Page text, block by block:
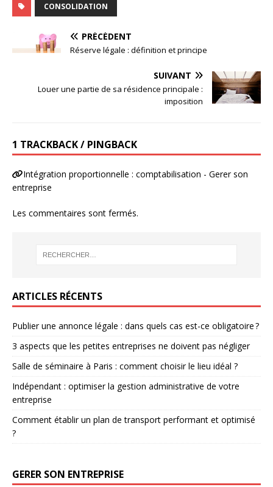
CONSOLIDATION
PRÉCÉDENT
Réserve légale : définition et principe
SUIVANT
Louer une partie de sa résidence principale :
imposition
1 TRACKBACK / PINGBACK
Intégration proportionnelle : comptabilisation - Gerer son
entreprise
Les commentaires sont fermés.
ARTICLES RÉCENTS
Publier une annonce légale : dans quels cas est-ce obligatoire ?
3 aspects que les petites entreprises ne doivent pas négliger
Salle de séminaire à Paris : comment choisir le lieu idéal ?
Indépendant : optimiser la gestion administrative de votre
entreprise
Comment établir un plan de transport performant et optimisé
?
GERER SON ENTREPRISE